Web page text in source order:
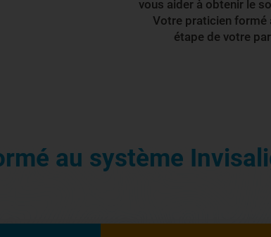
vous aider à obtenir le
Votre praticien formé
étape de votre
au système